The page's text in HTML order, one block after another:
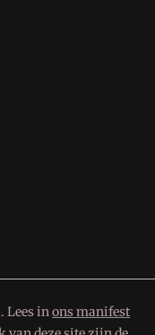
Lees inons manifest